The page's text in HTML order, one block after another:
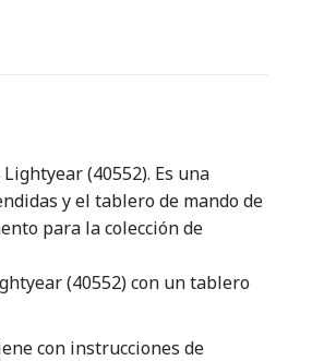
(40552). Es una
y el tablero de mando de
para la colección de
(40552) con un tablero
con instrucciones de